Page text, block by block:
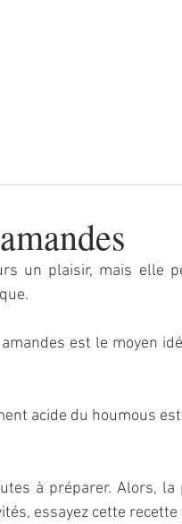
un plaisir, mais elle
est le moyen
acide du houmous
à préparer. Alors,
essayez cette